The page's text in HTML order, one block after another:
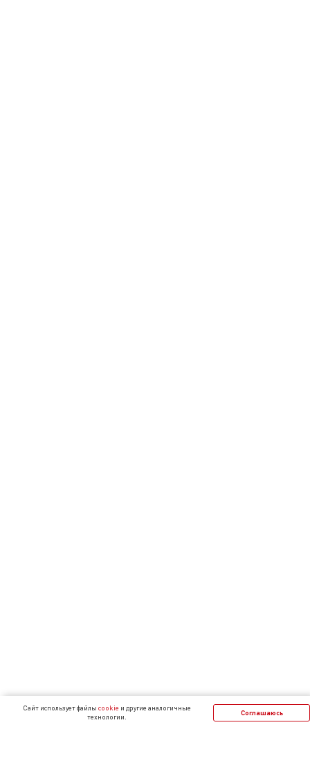
Cайт использует файлы cookie и другие аналогичные
технологии.
Соглашаюсь